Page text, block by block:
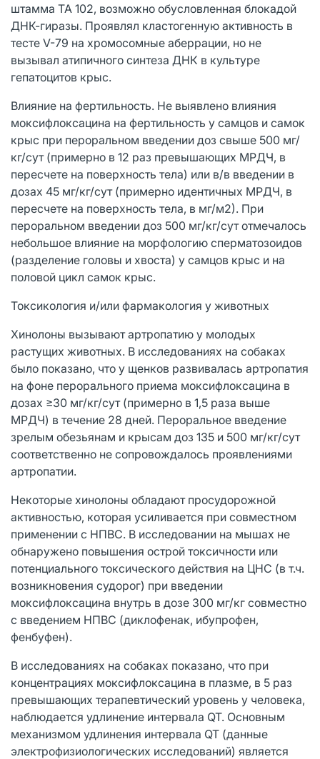
штамма TA 102, возможно обусловленная блокадой
ДНК-гиразы. Проявлял кластогенную активность в
тесте V-79 на хромосомные аберрации, но не
вызывал атипичного синтеза ДНК в культуре
гепатоцитов крыс.
Влияние на фертильность. Не выявлено влияния
моксифлоксацина на фертильность у самцов и самок
крыс при пероральном введении доз свыше 500 мг/
кг/сут (примерно в 12 раз превышающих МРДЧ, в
пересчете на поверхность тела) или в/в введении в
дозах 45 мг/кг/сут (примерно идентичных МРДЧ, в
пересчете на поверхность тела, в мг/м2). При
пероральном введении доз 500 мг/кг/сут отмечалось
небольшое влияние на морфологию сперматозоидов
(разделение головы и хвоста) у самцов крыс и на
половой цикл самок крыс.
Токсикология и/или фармакология у животных
Хинолоны вызывают артропатию у молодых
растущих животных. В исследованиях на собаках
было показано, что у щенков развивалась артропатия
на фоне перорального приема моксифлоксацина в
дозах ≥30 мг/кг/сут (примерно в 1,5 раза выше
МРДЧ) в течение 28 дней. Пероральное введение
зрелым обезьянам и крысам доз 135 и 500 мг/кг/сут
соответственно не сопровождалось проявлениями
артропатии.
Некоторые хинолоны обладают просудорожной
активностью, которая усиливается при совместном
применении с НПВС. В исследовании на мышах не
обнаружено повышения острой токсичности или
потенциального токсического действия на ЦНС (в т.ч.
возникновения судорог) при введении
моксифлоксацина внутрь в дозе 300 мг/кг совместно
с введением НПВС (диклофенак, ибупрофен,
фенбуфен).
В исследованиях на собаках показано, что при
концентрациях моксифлоксацина в плазме, в 5 раз
превышающих терапевтический уровень у человека,
наблюдается удлинение интервала QT. Основным
механизмом удлинения интервала QT (данные
электрофизиологических исследований) является